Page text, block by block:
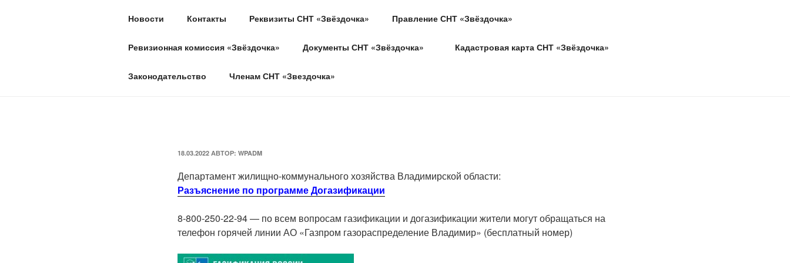
СНТ "ЗВЁЗДОЧКА"
Новости Контакты Реквизиты СНТ «Звёздочка» Правление СНТ «Звёздочка»
Ревизионная комиссия «Звёздочка» Документы СНТ «Звёздочка» Кадастровая карта СНТ «Звёздочка»
Законодательство Членам СНТ «Звездочка»
ОПУБЛИКОВАНО
18.03.2022 АВТОР: WPADM
Департамент жилищно-коммунального хозяйства Владимирской области:
Разъяснение по программе Догазификации
8-800-250-22-94 — по всем вопросам газификации и догазификации жители могут обращаться на
телефон горячей линии АО «Газпром газораспределение Владимир» (бесплатный номер)